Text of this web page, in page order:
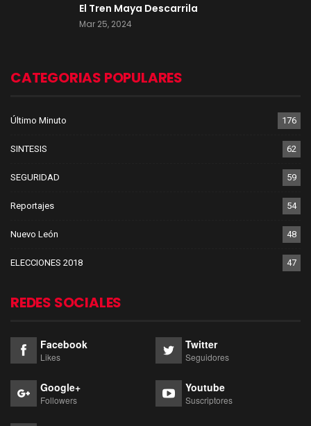
El Tren Maya Descarrila
Mar 25, 2024
CATEGORIAS POPULARES
Último Minuto 176
SINTESIS 62
SEGURIDAD 59
Reportajes 54
Nuevo León 48
ELECCIONES 2018 47
REDES SOCIALES
Facebook
Likes
Twitter
Seguidores
Google+
Followers
Youtube
Suscriptores